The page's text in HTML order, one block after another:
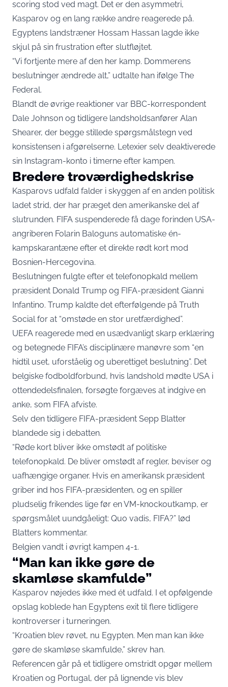
scoring stod ved magt. Det er den asymmetri,
Kasparov og en lang række andre reagerede på.
Egyptens landstræner Hossam Hassan lagde ikke
skjul på sin frustration efter slutfløjtet.
“Vi fortjente mere af den her kamp. Dommerens
beslutninger ændrede alt,” udtalte han ifølge The
Federal.
Blandt de øvrige reaktioner var BBC-korrespondent
Dale Johnson og tidligere landsholdsanfører Alan
Shearer, der begge stillede spørgsmålstegn ved
konsistensen i afgørelserne. Letexier selv deaktiverede
sin Instagram-konto i timerne efter kampen.
Bredere troværdighedskrise
Kasparovs udfald falder i skyggen af en anden politisk
ladet strid, der har præget den amerikanske del af
slutrunden. FIFA suspenderede få dage forinden USA-
angriberen Folarin Baloguns automatiske én-
kampskarantæne efter et direkte rødt kort mod
Bosnien-Hercegovina.
Beslutningen fulgte efter et telefonopkald mellem
præsident Donald Trump og FIFA-præsident Gianni
Infantino. Trump kaldte det efterfølgende på Truth
Socialfor at “omstøde en stor uretfærdighed”.
UEFA reagerede med en usædvanligt skarp erklæring
og betegnede FIFA’s disciplinære manøvre som “en
hidtil uset, uforståelig og uberettiget beslutning”. Det
belgiske fodboldforbund, hvis landshold mødte USA i
ottendedelsfinalen, forsøgte forgæves at indgive en
anke, som FIFA afviste.
Selv den tidligere FIFA-præsident Sepp Blatter
blandede sig i debatten.
“Røde kort bliver ikke omstødt af politiske
telefonopkald. De bliver omstødt af regler, beviser og
uafhængige organer. Hvis en amerikansk præsident
griber ind hos FIFA-præsidenten, og en spiller
pludselig frikendes lige før en VM-knockoutkamp, er
spørgsmålet uundgåeligt: Quo vadis, FIFA?” lød
Blatters kommentar.
Belgien vandt i øvrigt kampen 4-1.
“Man kan ikke gøre de
skamløse skamfulde”
Kasparov nøjedes ikke med ét udfald. I et opfølgende
opslag koblede han Egyptens exit til flere tidligere
kontroverser i turneringen.
“Kroatien blev røvet, nu Egypten. Men man kan ikke
gøre de skamløse skamfulde,” skrev han.
Referencen går på et tidligere omstridt opgør mellem
Kroatien og Portugal, der på lignende vis blev